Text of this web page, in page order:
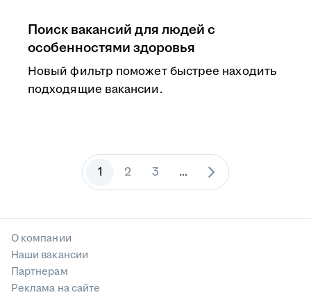
Поиск вакансий для людей с
особенностями здоровья
Новый фильтр поможет быстрее находить
подходящие вакансии.
1 2 3 ...
О компании
Наши вакансии
Партнерам
Реклама на сайте